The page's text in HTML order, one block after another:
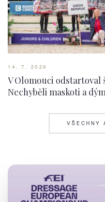
14. 7. 2026
V Olomouci odstartoval
Nechyběli maskoti a
VŠECHNY